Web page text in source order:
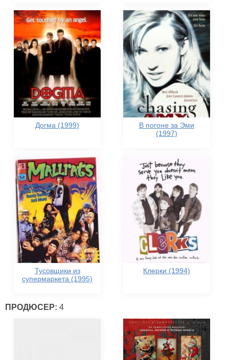
Догма (1999)
В погоне за Эми
(1997)
Тусовщики из
супермаркета (1995)
Клерки (1994)
ПРОДЮСЕР: 4